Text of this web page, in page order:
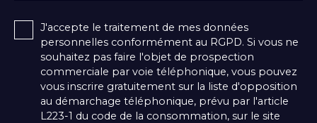
J'accepte le traitement de mes données
personnelles conformément au RGPD. Si vous ne
souhaitez pas faire l'objet de prospection
commerciale par voie téléphonique, vous pouvez
vous inscrire gratuitement sur la liste d'opposition
au démarchage téléphonique, prévu par l'article
L223-1 du code de la consommation, sur le site